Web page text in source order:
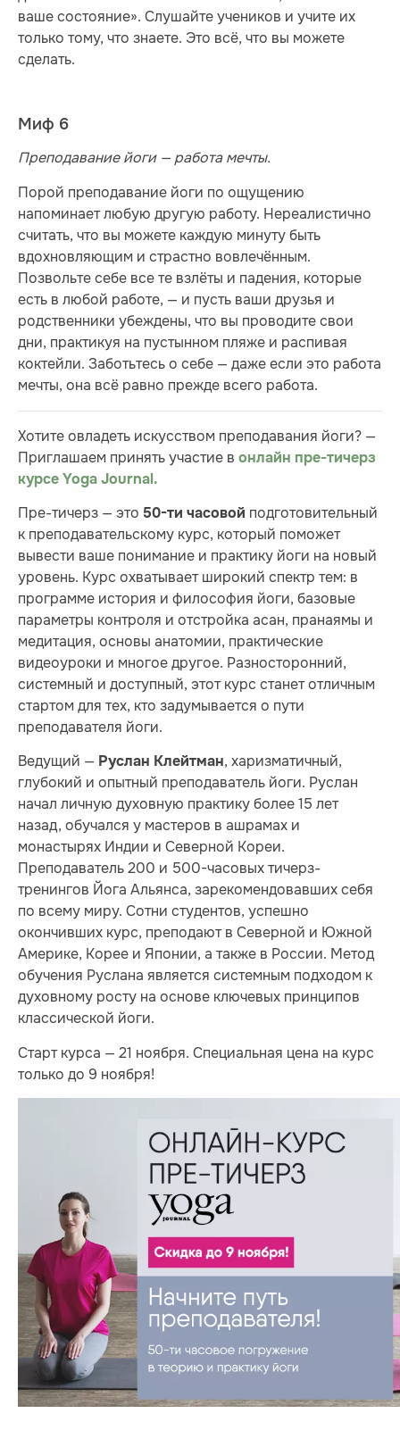
ваше состояние». Слушайте учеников и учите их
только тому, что знаете. Это всё, что вы можете
сделать.
Миф 6
Преподавание йоги — работа мечты.
Порой преподавание йоги по ощущению
напоминает любую другую работу. Нереалистично
считать, что вы можете каждую минуту быть
вдохновляющим и страстно вовлечённым.
Позвольте себе все те взлёты и падения, которые
есть в любой работе, — и пусть ваши друзья и
родственники убеждены, что вы проводите свои
дни, практикуя на пустынном пляже и распивая
коктейли. Заботьтесь о себе — даже если это работа
мечты, она всё равно прежде всего работа.
Хотите овладеть искусством преподавания йоги? —
Приглашаем принять участие в онлайн пре-тичерз
курсе Yoga Journal.
Пре-тичерз — это 50-ти часовой подготовительный
к преподавательскому курс, который поможет
вывести ваше понимание и практику йоги на новый
уровень. Курс охватывает широкий спектр тем: в
программе история и философия йоги, базовые
параметры контроля и отстройка асан, пранаямы и
медитация, основы анатомии, практические
видеоуроки и многое другое. Разносторонний,
системный и доступный, этот курс станет отличным
стартом для тех, кто задумывается о пути
преподавателя йоги.
Ведущий — Руслан Клейтман, харизматичный,
глубокий и опытный преподаватель йоги. Руслан
начал личную духовную практику более 15 лет
назад, обучался у мастеров в ашрамах и
монастырях Индии и Северной Кореи.
Преподаватель 200 и 500-часовых тичерз-
тренингов Йога Альянса, зарекомендовавших себя
по всему миру. Сотни студентов, успешно
окончивших курс, преподают в Северной и Южной
Америке, Корее и Японии, а также в России. Метод
обучения Руслана является системным подходом к
духовному росту на основе ключевых принципов
классической йоги.
Старт курса — 21 ноября. Специальная цена на курс
только до 9 ноября!